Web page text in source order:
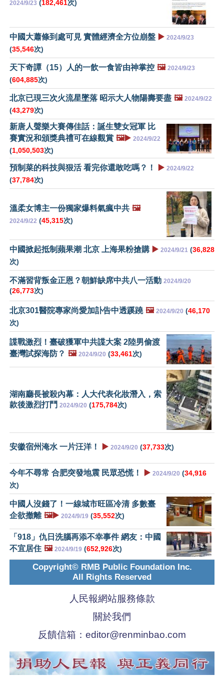
2024/9/23 (182,461次)
中國大蕭條到處可見 實體經濟全方位崩盤 ▶️ 2024/9/23
(35,546次)
天下奇譚（15）人的一飲一食皆由神掌控 🖼️ 2024/9/23
(604,885次)
北京已現三次火流星墜落 昭示大人物陽壽要盡 🖼️ 2024/9/22
(43,279次)
新唐人聲樂大賽傳佳話：誕生雙女冠軍 比
賽實況和頒獎典禮可在線觀賞 🖼️▶️ 2024/9/22
(1,050,503次)
預制菜的科技與狠活 看完你還敢吃嗎？！ ▶️ 2024/9/22
(37,784次)
溫柔女博主一份獨家爆料氣瘋中共 🖼️
2024/9/22 (45,315次)
中國掀起抵制蘋果潮 北京 上海果粉搶購 ▶️ 2024/9/21 (36,828
次)
不滿習背叛金正恩？朝鮮缺席中共八一活動 2024/9/20
(26,773次)
北京301醫院專家尚愛加訃告中透蹊蹺 🖼️ 2024/9/20 (46,170
次)
諜戰激烈！臺破獲軍中共諜大案 2陸男偷渡
臺灣試探海防？ 🖼️ 2024/9/20 (33,461次)
湖南廳長被殺內幕：人大代表化妝潛入，索
款後激烈打鬥 2024/9/20 (175,784次)
安徽宿州淹水 一片汪洋！ ▶️ 2024/9/20 (37,733次)
今年不尋常 合肥突發地震 民眾恐慌！ ▶️ 2024/9/20 (34,916
次)
中國人沒錢了！一線城市旺區冷清 多數臺
企欲撤離 🖼️▶️ 2024/9/19 (35,552次)
「918」仇日洗腦再添不幸事件 網友：中國
不宜居住 🖼️ 2024/9/19 (652,926次)
Copyright© RMB Public Foundation Inc.
All Rights Reserved
人民報網站服務條款
關於我們
反饋信箱： editor@renminbao.com